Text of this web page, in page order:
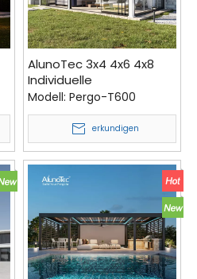
AlunoTec 3x4 4x6 4x8
Individuelle
Sichtschutzabdeckung
für Terrassen- und
Schwimm-Spas
Motorisierte Pergola
Modell: Pergo-T600
erkundigen